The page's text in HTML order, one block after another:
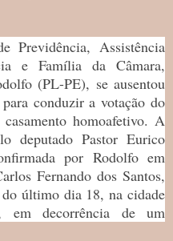
Previdência, Assistência
e Família da Câmara,
(PL-PE), se ausentou
conduzir a votação do
homoafetivo. A
deputado Pastor Eurico
por Rodolfo em
Fernando dos Santos,
último dia 18, na cidade
em decorrência de um